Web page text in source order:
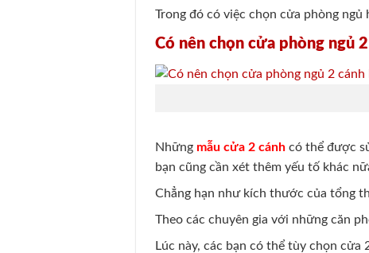
Trong đó có việc chọn cửa phòng
Có nên chọn cửa phòng ngủ
Những mẫu cửa 2 cánh có thể được
bạn cũng cần xét thêm yếu tố khác
Chẳng hạn như kích thước của tổng
Theo các chuyên gia với những căn
Lúc này, các bạn có thể tùy chọn